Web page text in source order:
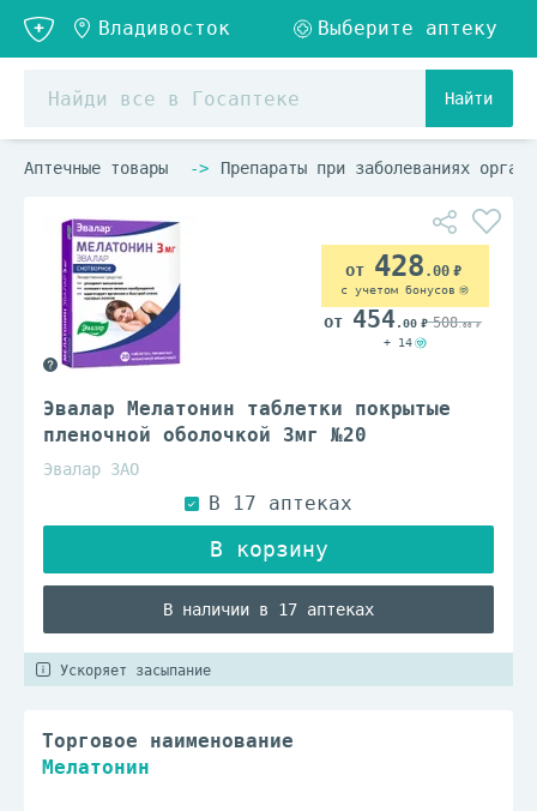
Найти
Аптечные товары Препараты при заболеваниях
Эвалар Мелатонин таблетки покрытые
пленочной оболочкой 3мг №20
Эвалар ЗАО
В наличии в 17 аптеках
428 .00
с учетом бонусов
454.00 508.00
+ 14
Ускоряет засыпание
Торговое наименование
Мелатонин